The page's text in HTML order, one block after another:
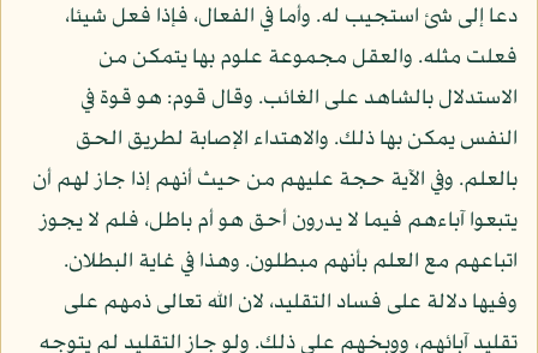
دعا إلى شئ استجيب له. وأما في الفعال، فإذا فعل شيئا،
فعلت مثله. والعقل مجموعة علوم بها يتمكن من
الاستدلال بالشاهد على الغائب. وقال قوم: هو قوة في
النفس يمكن بها ذلك. والاهتداء الإصابة لطريق الحق
بالعلم. وفي الآية حجة عليهم من حيث أنهم إذا جاز لهم أن
يتبعوا آباءهم فيما لا يدرون أحق هو أم باطل، فلم لا يجوز
اتباعهم مع العلم بأنهم مبطلون. وهذا في غاية البطلان.
وفيها دلالة على فساد التقليد، لان الله تعالى ذمهم على
تقليد آبائهم، ووبخهم على ذلك. ولو جاز التقليد لم يتوجه